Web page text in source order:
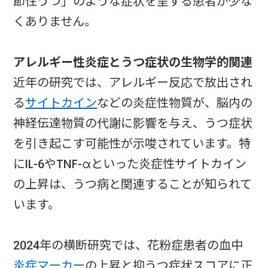
くありません。
アレルギー性炎症とうつ症状の生物学的関連
近年の研究では、アレルギー反応で放出され
るサイトカインなどの炎症性物質が、脳内の
神経伝達物質の代謝に影響を与え、うつ症状
を引き起こす可能性が示唆されています。特
にIL-6やTNF-αといった炎症性サイトカイン
の上昇は、うつ病と関連することが知られて
います。
2024年の横断研究では、花粉症患者の血中